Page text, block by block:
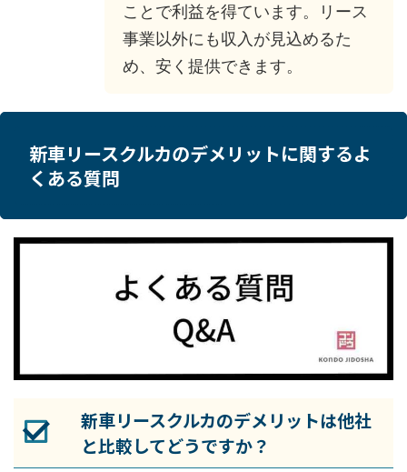
ことで利益を得ています。リース
事業以外にも収入が見込めるた
め、安く提供できます。
新車リースクルカのデメリットに関するよ
くある質問
新車リースクルカのデメリットは他社
と比較してどうですか？